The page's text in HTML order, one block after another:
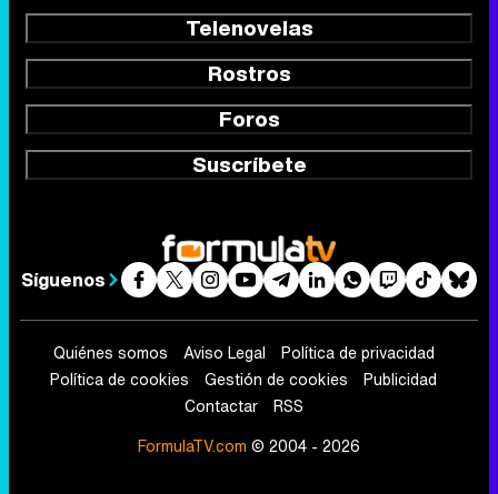
Telenovelas
Rostros
Foros
Suscríbete
Síguenos
Quiénes somos Aviso Legal
Política de privacidad
Política de cookies
Gestión de cookies
Publicidad
Contactar
RSS
FormulaTV.com © 2004 - 2026